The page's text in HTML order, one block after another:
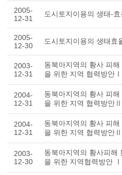
2005-
12-31
도시토지이용의 생태-
2005-
12-30
도시토지이용의 생태효
2003-
12-31
동북아지역의 황사 피
을 위한 지역 협력방안
2004-
12-31
동북아지역의 황사 피
을 위한 지역 협력방안Ⅱ
2004-
12-31
동북아지역의 황사 피
을 위한 지역 협력방안Ⅱ
2003-
12-30
동북아지역의 황사피해
을 위한 지역협력방안 Ⅰ